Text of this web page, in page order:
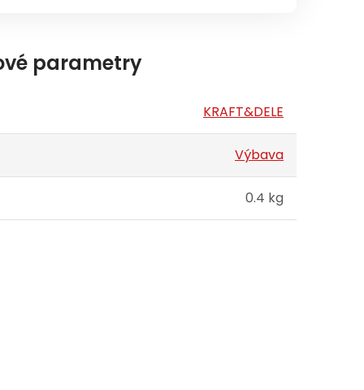
parametry
KRAFT&DELE
Výbava
0.4 kg